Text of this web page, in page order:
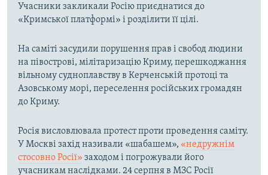
Учасники закликали Росію приєднатися до
«Кримської платформі» і розділити її цілі.
На саміті засудили порушення прав і свобод людини
на півострові, мілітаризацію Криму, перешкоджання
вільному судноплавству в Керченській протоці та
Азовському морі, переселення російських громадян
до Криму.
Росія висловлювала протест проти проведення саміту.
У Москві захід називали «шабашем», «недружнім
стосовно Росії» заходом і погрожували його
учасникам наслідками. 24 серпня в МЗС Росії